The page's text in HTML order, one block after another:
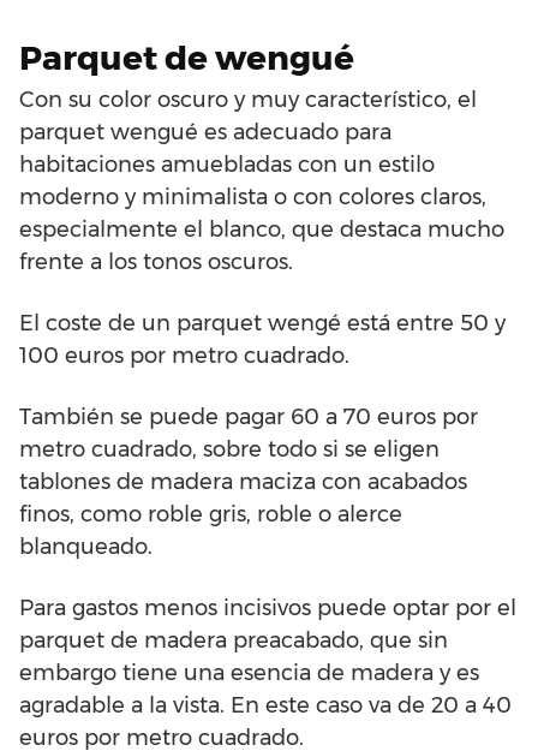
Parquet de wengué
Con su color oscuro y muy característico, el
parquet wengué es adecuado para
habitaciones amuebladas con un estilo
moderno y minimalista o con colores claros,
especialmente el blanco, que destaca mucho
frente a los tonos oscuros.
El coste de un parquet wengé está entre 50 y
100 euros por metro cuadrado.
También se puede pagar 60 a 70 euros por
metro cuadrado, sobre todo si se eligen
tablones de madera maciza con acabados
finos, como roble gris, roble o alerce
blanqueado.
Para gastos menos incisivos puede optar por el
parquet de madera preacabado, que sin
embargo tiene una esencia de madera y es
agradable a la vista. En este caso va de 20 a 40
euros por metro cuadrado.